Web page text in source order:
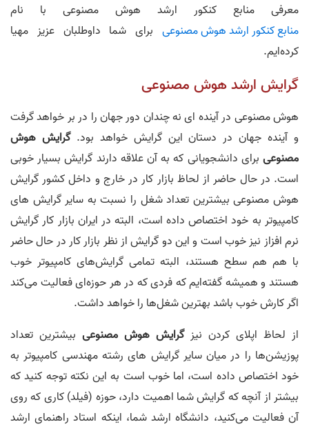
معرفی منابع کنکور ارشد هوش مصنوعی با نام
منابع کنکور ارشد هوش مصنوعی برای شما داوطلبان عزیز مهیا
کرده‌ایم.
گرایش ارشد هوش مصنوعی
هوش مصنوعی در آینده ای نه چندان دور جهان را در بر خواهد گرفت
و آینده جهان در دستان این گرایش خواهد بود.گرایش هوش
مصنوعی برای دانشجویانی که به آن علاقه دارند گرایش بسیار خوبی
است. در حال حاضر از لحاظ بازار کار در خارج و داخل کشور گرایش
هوش مصنوعی بیشترین تعداد شغل را نسبت به سایر گرایش های
کامپیوتر به خود اختصاص داده است، البته در ایران بازار کار گرایش
نرم افزاز نیز خوب است و این دو گرایش از نظر بازار کار در حال حاضر
با هم هم سطح هستند، البته تمامی گرایش‌های کامپیوتر خوب
هستند و همیشه گفته‌ایم که فردی که در هر حوزه‌ای فعالیت می‌کند
اگر کارش خوب باشد بهترین شغل‌ها را خواهد داشت.
از لحاظ اپلای کردن نیزگرایش هوش مصنوعی بیشترین تعداد
پوزیشن‌ها را در میان سایر گرایش های رشته مهندسی کامپیوتر به
خود اختصاص داده است، اما خوب است به این نکته توجه کنید که
بیشتر از آنچه که گرایش شما اهمیت دارد، حوزه (فیلد) کاری که روی
آن فعالیت می‌کنید، دانشگاه ارشد شما، اینکه استاد راهنمای ارشد